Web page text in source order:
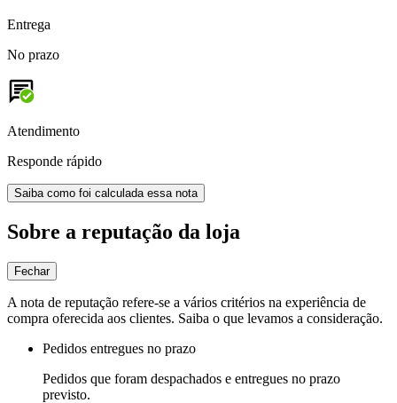
Entrega
No prazo
Atendimento
Responde rápido
Saiba como foi calculada essa nota
Sobre a reputação da loja
Fechar
A nota de reputação refere-se a vários critérios na experiência de
compra oferecida aos clientes. Saiba o que levamos a consideração.
Pedidos entregues no prazo
Pedidos que foram despachados e entregues no prazo
previsto.